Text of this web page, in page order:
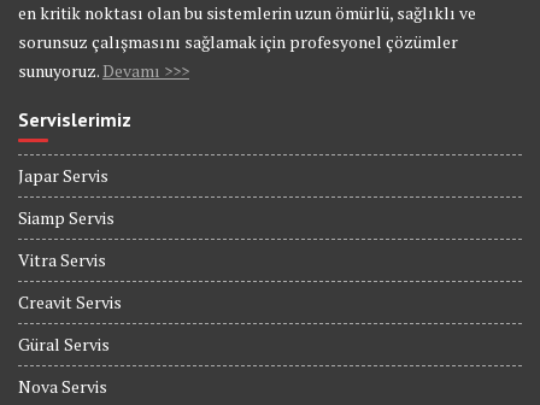
en kritik noktası olan bu sistemlerin uzun ömürlü, sağlıklı ve
sorunsuz çalışmasını sağlamak için profesyonel çözümler
sunuyoruz.Devamı >>>
Servislerimiz
Japar Servis
Siamp Servis
Vitra Servis
Creavit Servis
Güral Servis
Nova Servis